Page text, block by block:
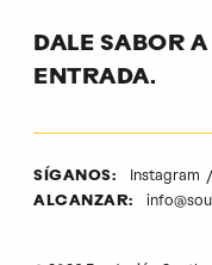
DALE SABOR
ENTRADA.
SÍGANOS: Instagram
ALCANZAR: